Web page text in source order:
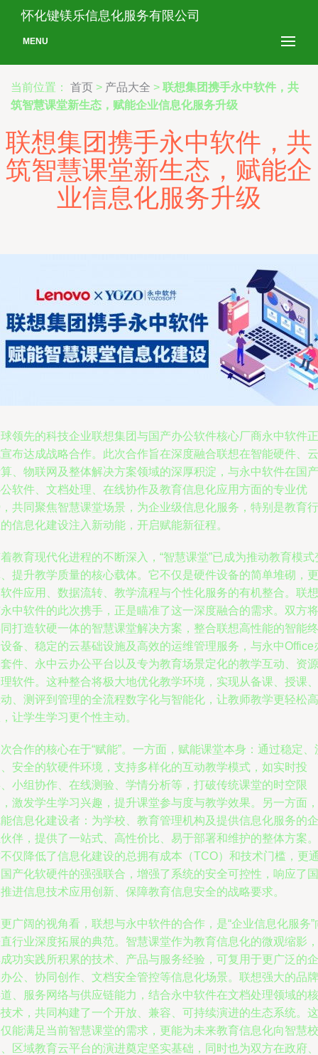
怀化键镁乐信息化服务有限公司
MENU
当前位置： 首页 > 产品大全 > 联想集团携手永中软件，共
筑智慧课堂新生态，赋能企业信息化服务升级
联想集团携手永中软件，共
筑智慧课堂新生态，赋能企
业信息化服务升级
领先的科技企业联想集团与国产办公软件核心厂商永中软件正
布达成战略合作。此次合作旨在深度融合联想在智能硬件、云
、物联网及整体解决方案领域的深厚积淀，与永中软件在国产
软件、文档处理、在线协作及教育信息化应用方面的专业优
共同聚焦智慧课堂场景，为企业级信息化服务，特别是教育行
信息化建设注入新动能，开启赋能新征程。
教育现代化进程的不断深入，“智慧课堂”已成为推动教育模式
提升教学质量的核心载体。它不仅是硬件设备的简单堆砌，更
件应用、数据流转、教学流程与个性化服务的有机整合。联想
中软件的此次携手，正是瞄准了这一深度融合的需求。双方将
打造软硬一体的智慧课堂解决方案，整合联想高性能的智能终
备、稳定的云基础设施及高效的运维管理服务，与永中Office
件、永中云办公平台以及专为教育场景定化的教学互动、资源
软件。这种整合将极大地优化教学环境，实现从备课、授课、
、测评到管理的全流程数字化与智能化，让教师教学更轻松高
让学生学习更个性主动。
合作的核心在于“赋能”。一方面，赋能课堂本身：通过稳定、
安全的软硬件环境，支持多样化的互动教学模式，如实时投
小组协作、在线测验、学情分析等，打破传统课堂的时空限
激发学生学习兴趣，提升课堂参与度与教学效果。另一方面，
信息化建设者：为学校、教育管理机构及提供信息化服务的企
伴，提供了一站式、高性价比、易于部署和维护的整体方案。
仅降低了信息化建设的总拥有成本（TCO）和技术门槛，更
产化软硬件的强强联合，增强了系统的安全可控性，响应了国
进信息技术应用创新、保障教育信息安全的战略要求。
广阔的视角看，联想与永中软件的合作，是“企业信息化服务”
行业深度拓展的典范。智慧课堂作为教育信息化的微观缩影，
功实践所积累的技术、产品与服务经验，可复用于更广泛的企
公、协同创作、文档安全管控等信息化场景。联想强大的品牌
、服务网络与供应链能力，结合永中软件在文档处理领域的核
术，共同构建了一个开放、兼容、可持续演进的生态系统。这
能满足当前智慧课堂的需求，更能为未来教育信息化向智慧校
区域教育云平台的演进奠定坚实基础，同时也为双方在政府、